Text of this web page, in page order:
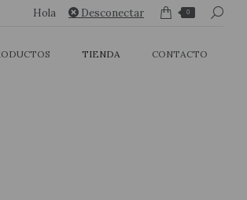
Hola Desconectar 0 Buscar:
TIENDA CONTACTO
Hola Desconectar 0 Buscar:
TIENDA CONTACTO